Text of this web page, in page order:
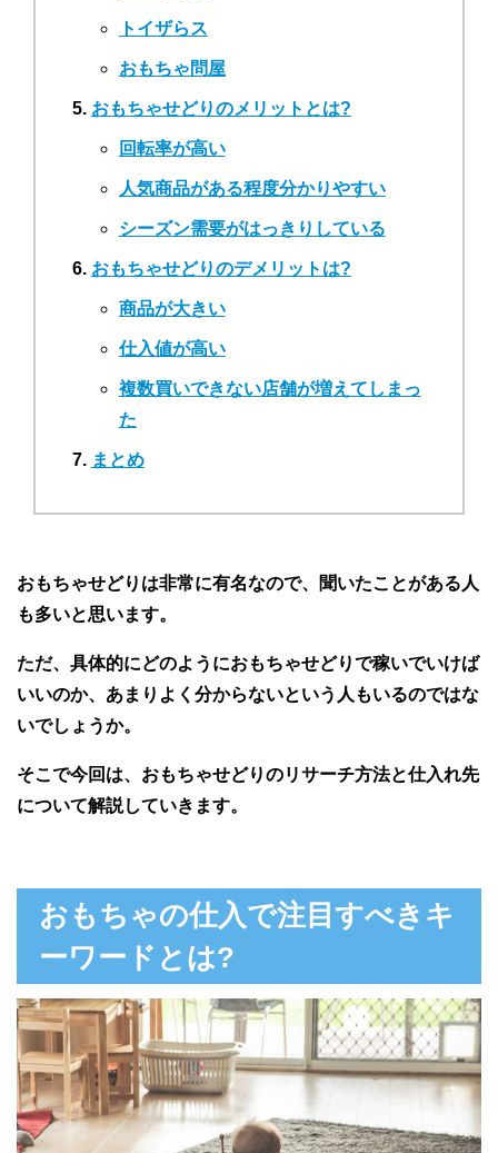
トイザらス
おもちゃ問屋
おもちゃせどりのメリットとは?
回転率が高い
人気商品がある程度分かりやすい
シーズン需要がはっきりしている
おもちゃせどりのデメリットは?
商品が大きい
仕入値が高い
複数買いできない店舗が増えてしまっ
た
まとめ
おもちゃせどりは非常に有名なので、聞いたことがある人
も多いと思います。
ただ、具体的にどのようにおもちゃせどりで稼いでいけば
いいのか、あまりよく分からないという人もいるのではな
いでしょうか。
そこで今回は、おもちゃせどりのリサーチ方法と仕入れ先
について解説していきます。
おもちゃの仕入で注目すべきキ
ーワードとは?